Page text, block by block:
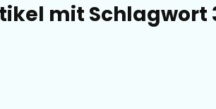
mit Schlagwort